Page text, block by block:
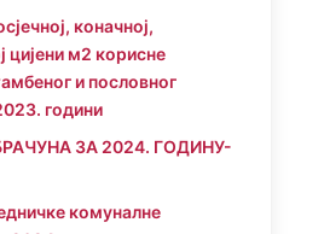
коначној,
цијени м2 корисне
и пословног
години
ЗА 2024. ГОДИНУ-
комуналне